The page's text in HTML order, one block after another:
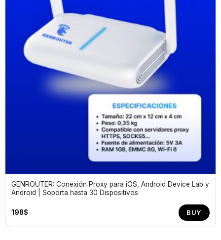
GENROUTER: Conexión Proxy para iOS, Android Device Lab y
Android | Soporta hasta 30 Dispositivos
198$ BUY